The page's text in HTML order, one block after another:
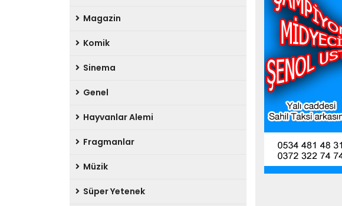
Magazin
Komik
Sinema
Genel
Hayvanlar Alemi
Fragmanlar
Müzik
Süper Yetenek